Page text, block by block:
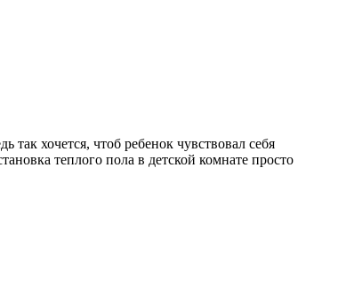
хочется, чтоб ребенок чувствовал себя
теплого пола в детской комнате просто